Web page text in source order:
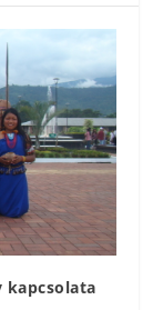
kapcsolata